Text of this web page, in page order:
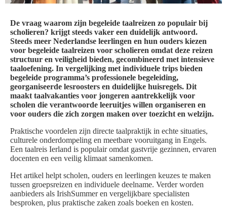
De vraag waarom zijn begeleide taalreizen zo populair bij
scholieren? krijgt steeds vaker een duidelijk antwoord.
Steeds meer Nederlandse leerlingen en hun ouders kiezen
voor begeleide taalreizen voor scholieren omdat deze reizen
structuur en veiligheid bieden, gecombineerd met intensieve
taaloefening. In vergelijking met individuele trips bieden
begeleide programma’s professionele begeleiding,
georganiseerde lesroosters en duidelijke huisregels. Dit
maakt taalvakanties voor jongeren aantrekkelijk voor
scholen die verantwoorde leeruitjes willen organiseren en
voor ouders die zich zorgen maken over toezicht en welzijn.
Praktische voordelen zijn directe taalpraktijk in echte situaties,
culturele onderdompeling en meetbare vooruitgang in Engels.
Een taalreis Ierland is populair omdat gastvrije gezinnen, ervaren
docenten en een veilig klimaat samenkomen.
Het artikel helpt scholen, ouders en leerlingen keuzes te maken
tussen groepsreizen en individuele deelname. Verder worden
aanbieders als IrishSummer en vergelijkbare specialisten
besproken, plus praktische zaken zoals boeken en kosten.